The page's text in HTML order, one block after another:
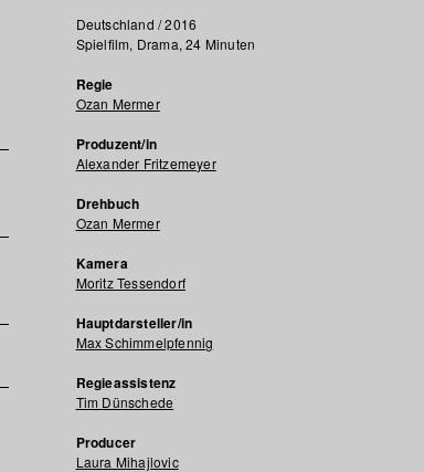
Deutschland / 2016
Spielfilm, Drama, 24 Minuten
Regie
Ozan Mermer
Produzent/in
Alexander Fritzemeyer
Drehbuch
Ozan Mermer
Kamera
Moritz Tessendorf
Hauptdarsteller/in
Max Schimmelpfennig
Regieassistenz
Tim Dünschede
Producer
Laura Mihajlovic